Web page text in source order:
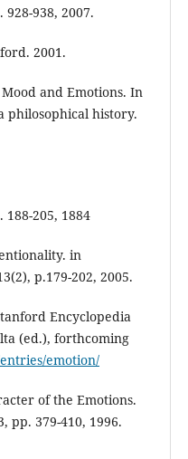
928-938, 2007.
2001.
and Emotions. In
philosophical history.
188-205, 1884
in
p.179-202, 2005.
Encyclopedia
(ed.), forthcoming
emotion/
of the Emotions.
pp. 379-410, 1996.